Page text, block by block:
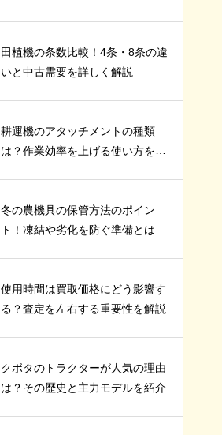
田植機の条数比較！4条・8条の違
いと中古需要を詳しく解説
耕運機のアタッチメントの種類
は？作業効率を上げる使い方を紹
冬の農機具の保管方法のポイン
ト！凍結や劣化を防ぐ準備とは
使用時間は買取価格にどう影響す
る？査定を左右する重要性を解説
クボタのトラクターが人気の理由
は？その歴史と主力モデルを紹介